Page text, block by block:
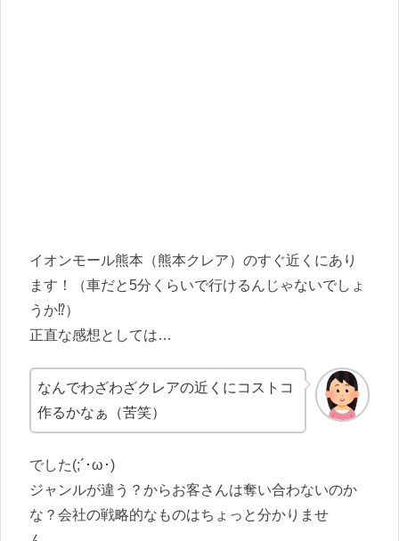
イオンモール熊本（熊本クレア）のすぐ近くにあり
ます！（車だと5分くらいで行けるんじゃないでしょ
うか⁉）
正直な感想としては…
なんでわざわざクレアの近くにコストコ
作るかなぁ（苦笑）
でした(;´･ω･)
ジャンルが違う？からお客さんは奪い合わないのか
な？会社の戦略的なものはちょっと分かりませ